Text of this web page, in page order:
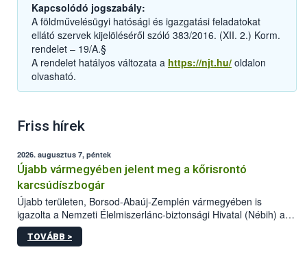
Kapcsolódó jogszabály:
A földművelésügyi hatósági és igazgatási feladatokat
ellátó szervek kijelöléséről szóló 383/2016. (XII. 2.) Korm.
rendelet – 19/A.§
A rendelet hatályos változata a https://njt.hu/ oldalon
olvasható.
Friss hírek
2026. augusztus 7, péntek
Újabb vármegyében jelent meg a kőrisrontó
karcsúdíszbogár
Újabb területen, Borsod-Abaúj-Zemplén vármegyében is
igazolta a Nemzeti Élelmiszerlánc-biztonsági Hivatal (Nébih) a
kőrisrontó karcsúdíszbogár (Agrilus planipennis) jelenlétét. A
kártevőt nem csak színcsapdában találták meg, de már fertőzött
TOVÁBB >